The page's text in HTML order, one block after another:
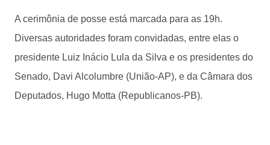
A cerimônia de posse está marcada para as 19h.
Diversas autoridades foram convidadas, entre elas o
presidente Luiz Inácio Lula da Silva e os presidentes do
Senado, Davi Alcolumbre (União-AP), e da Câmara dos
Deputados, Hugo Motta (Republicanos-PB).